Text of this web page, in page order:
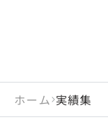
ホーム 実績集